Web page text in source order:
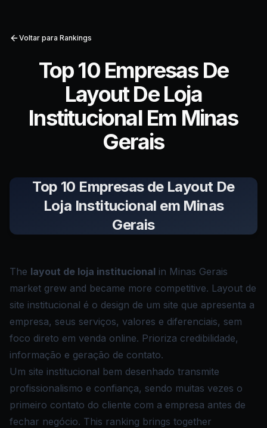
Voltar para Rankings
Top 10 Empresas De
Layout De Loja
Institucional Em Minas
Gerais
Top 10 Empresas de Layout De
Loja Institucional em Minas
Gerais
The layout de loja institucional in Minas Gerais
market grew and became more competitive. Layout de
site institucional é o design de um site que apresenta a
empresa, seus serviços, valores e diferenciais, sem
foco direto em venda online. Prioriza credibilidade,
informação e geração de contato.
Um site institucional bem desenhado transmite
profissionalismo e confiança, sendo muitas vezes o
primeiro contato do cliente com a empresa antes de
fechar negócio. This ranking brings together